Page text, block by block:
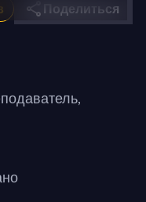
Поделиться